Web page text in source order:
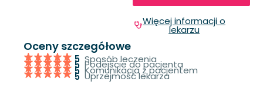
Więcej informacji o
lekarzu
Oceny szczegółowe
5 Sposób leczenia
5 Podejście do pacjenta
5 Komunikacja z pacjentem
5 Uprzejmość lekarza